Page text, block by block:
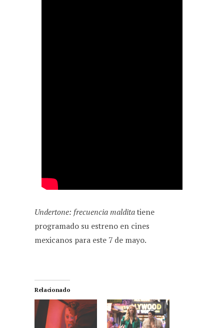
Undertone: frecuencia malditatiene
programado su estreno en cines
mexicanos para este 7 de mayo.
Relacionado